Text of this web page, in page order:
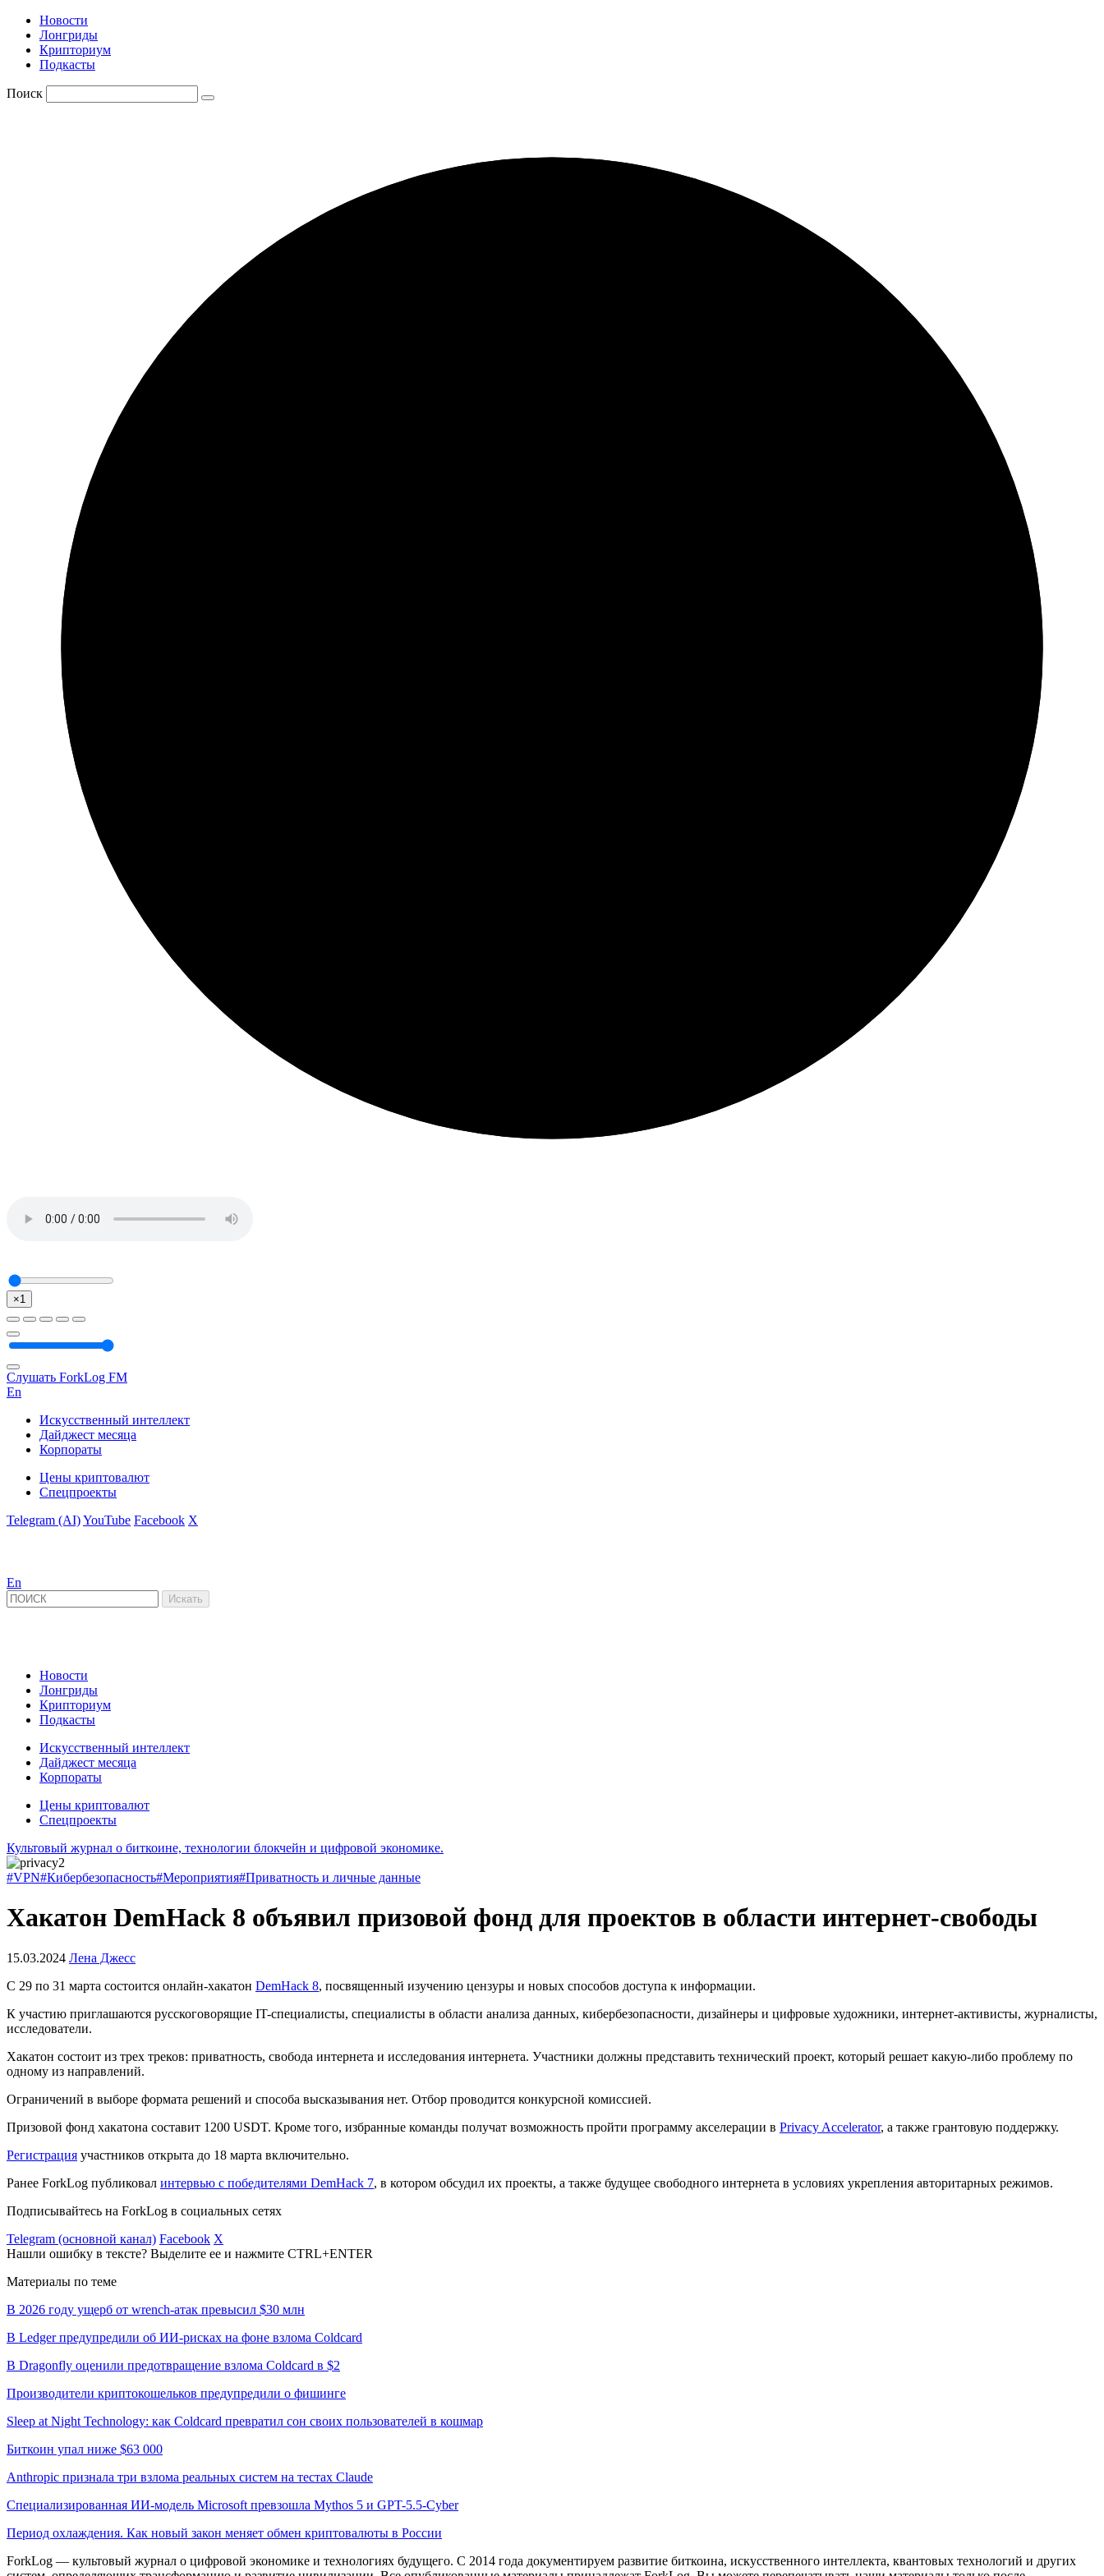
Новости
Лонгриды
Крипториум
Подкасты
Поиск
×1
Слушать ForkLog FM
En
Искусственный интеллект
Дайджест месяца
Корпораты
Цены криптовалют
Спецпроекты
Telegram (AI)YouTube Facebook X
En
Новости
Лонгриды
Крипториум
Подкасты
Искусственный интеллект
Дайджест месяца
Корпораты
Цены криптовалют
Спецпроекты
Культовый журнал о биткоине, технологии блокчейн и цифровой экономике.
#VPN#Кибербезопасность#Мероприятия#Приватность и личные данные
Хакатон DemHack 8 объявил призовой фонд для проектов в области интернет-свободы
15.03.2024 Лена Джесс
С 29 по 31 марта состоится онлайн-хакатон DemHack 8, посвященный изучению цензуры и новых способов доступа к информации.
К участию приглашаются русскоговорящие IT-специалисты, специалисты в области анализа данных, кибербезопасности, дизайнеры и цифровые художники, интернет-активисты, журналисты,
исследователи.
Хакатон состоит из трех треков: приватность, свобода интернета и исследования интернета. Участники должны представить технический проект, который решает какую-либо проблему по
одному из направлений.
Ограничений в выборе формата решений и способа высказывания нет. Отбор проводится конкурсной комиссией.
Призовой фонд хакатона составит 1200 USDT. Кроме того, избранные команды получат возможность пройти программу акселерации в Privacy Accelerator, а также грантовую поддержку.
Регистрация участников открыта до 18 марта включительно.
Ранее ForkLog публиковал интервью с победителями DemHack 7, в котором обсудил их проекты, а также будущее свободного интернета в условиях укрепления авторитарных режимов.
Подписывайтесь на ForkLog в социальных сетях
Telegram (основной канал) Facebook X
Нашли ошибку в тексте? Выделите ее и нажмите CTRL+ENTER
Материалы по теме
В 2026 году ущерб от wrench-атак превысил $30 млн
В Ledger предупредили об ИИ-рисках на фоне взлома Coldcard
В Dragonfly оценили предотвращение взлома Coldcard в $2
Производители криптокошельков предупредили о фишинге
Sleep at Night Technology: как Coldcard превратил сон своих пользователей в кошмар
Биткоин упал ниже $63 000
Anthropic признала три взлома реальных систем на тестах Claude
Специализированная ИИ-модель Microsoft превзошла Mythos 5 и GPT-5.5-Cyber
Период охлаждения. Как новый закон меняет обмен криптовалюты в России
ForkLog — культовый журнал о цифровой экономике и технологиях будущего. С 2014 года документируем развитие биткоина, искусственного интеллекта, квантовых технологий и других